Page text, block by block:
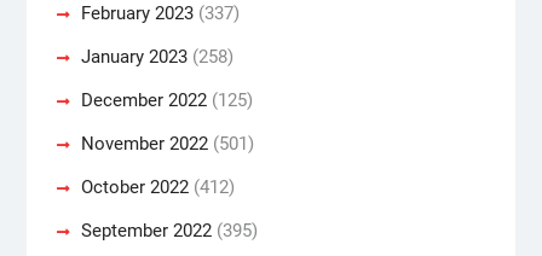
February 2023(337)
January 2023(258)
December 2022(125)
November 2022(501)
October 2022(412)
September 2022(395)